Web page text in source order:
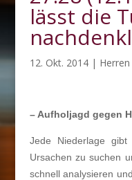
lässt die
12. Okt. 2014| Herren
– Aufholjagd gegen
Jede Niederlage
Ursachen zu suchen
schnell analysieren